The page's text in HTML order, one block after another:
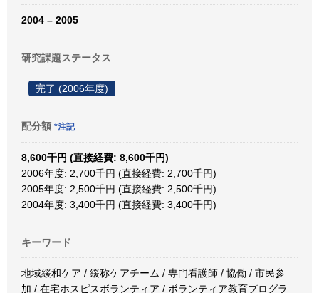
2004 – 2005
研究課題ステータス
完了 (2006年度)
配分額 *注記
8,600千円 (直接経費: 8,600千円)
2006年度: 2,700千円 (直接経費: 2,700千円)
2005年度: 2,500千円 (直接経費: 2,500千円)
2004年度: 3,400千円 (直接経費: 3,400千円)
キーワード
地域緩和ケア / 緩称ケアチーム / 専門看護師 / 協働 / 市民参
加 / 在宅ホスピスボランティア / ボランティア教育プログラ